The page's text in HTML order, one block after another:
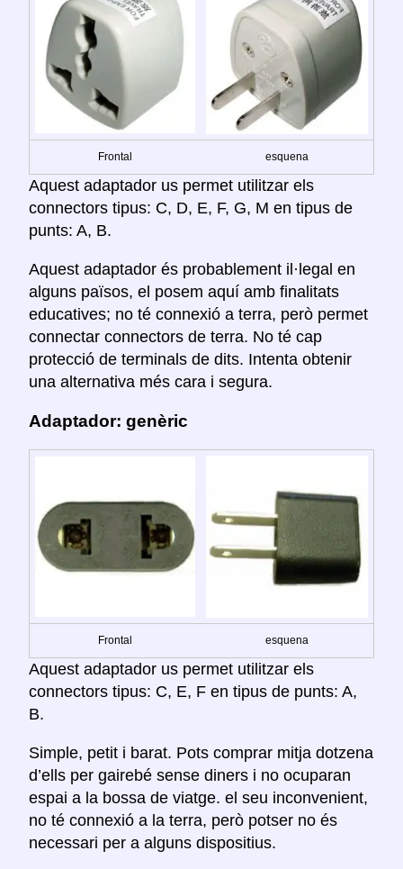
Frontal esquena
Aquest adaptador us permet utilitzar els
connectors tipus: C, D, E, F, G, M en tipus de
punts: A, B.
Aquest adaptador és probablement il·legal en
alguns països, el posem aquí amb finalitats
educatives; no té connexió a terra, però permet
connectar connectors de terra. No té cap
protecció de terminals de dits. Intenta obtenir
una alternativa més cara i segura.
Adaptador: genèric
Frontal esquena
Aquest adaptador us permet utilitzar els
connectors tipus: C, E, F en tipus de punts: A,
B.
Simple, petit i barat. Pots comprar mitja dotzena
d’ells per gairebé sense diners i no ocuparan
espai a la bossa de viatge. el seu inconvenient,
no té connexió a la terra, però potser no és
necessari per a alguns dispositius.